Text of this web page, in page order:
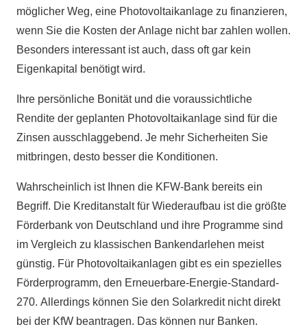
möglicher Weg, eine Photovoltaikanlage zu finanzieren,
wenn Sie die Kosten der Anlage nicht bar zahlen wollen.
Besonders interessant ist auch, dass oft gar kein
Eigenkapital benötigt wird.
Ihre persönliche Bonität und die voraussichtliche
Rendite der geplanten Photovoltaikanlage sind für die
Zinsen ausschlaggebend. Je mehr Sicherheiten Sie
mitbringen, desto besser die Konditionen.
Wahrscheinlich ist Ihnen die KFW-Bank bereits ein
Begriff. Die Kreditanstalt für Wiederaufbau ist die größte
Förderbank von Deutschland und ihre Programme sind
im Vergleich zu klassischen Bankendarlehen meist
günstig. Für Photovoltaikanlagen gibt es ein spezielles
Förderprogramm, den Erneuerbare-Energie-Standard-
270. Allerdings können Sie den Solarkredit nicht direkt
bei der KfW beantragen. Das können nur Banken.